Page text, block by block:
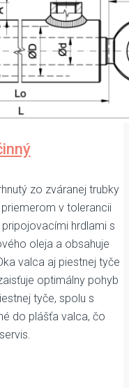
zo zváranej trubky
v tolerancii
hrdlami s
oleja a obsahuje
valca aj piestnej tyče
optimálny pohyb
tyče, spolu s
do plášťa valca, čo